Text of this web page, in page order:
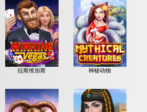
拉斯维加斯 神秘动物